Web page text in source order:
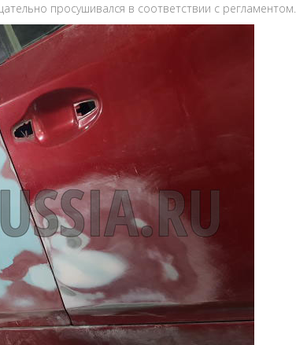
просушивался в соответствии с регламентом.